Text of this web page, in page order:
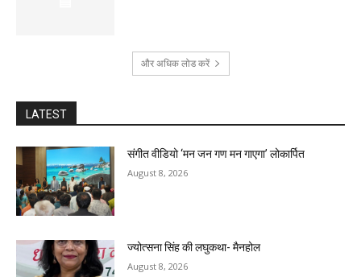
और अधिक लोड करें
LATEST
संगीत वीडियो ‘मन जन गण मन गाएगा’ लोकार्पित
August 8, 2026
ज्योत्सना सिंह की लघुकथा- मैनहोल
August 8, 2026